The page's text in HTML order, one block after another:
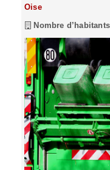
Oise
Nombre d’habitants